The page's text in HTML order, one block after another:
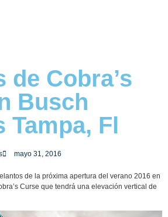
de Cobra’s
Busch
Tampa, Fl
mayo 31, 2016
de la próxima apertura del verano 2016 en
Curse que tendrá una elevación vertical de